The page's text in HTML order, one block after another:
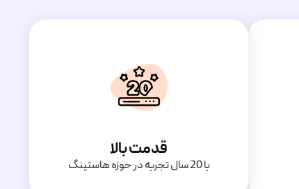
قدمت بالا
با 20 سال تجربه در حوزه هاستینگ